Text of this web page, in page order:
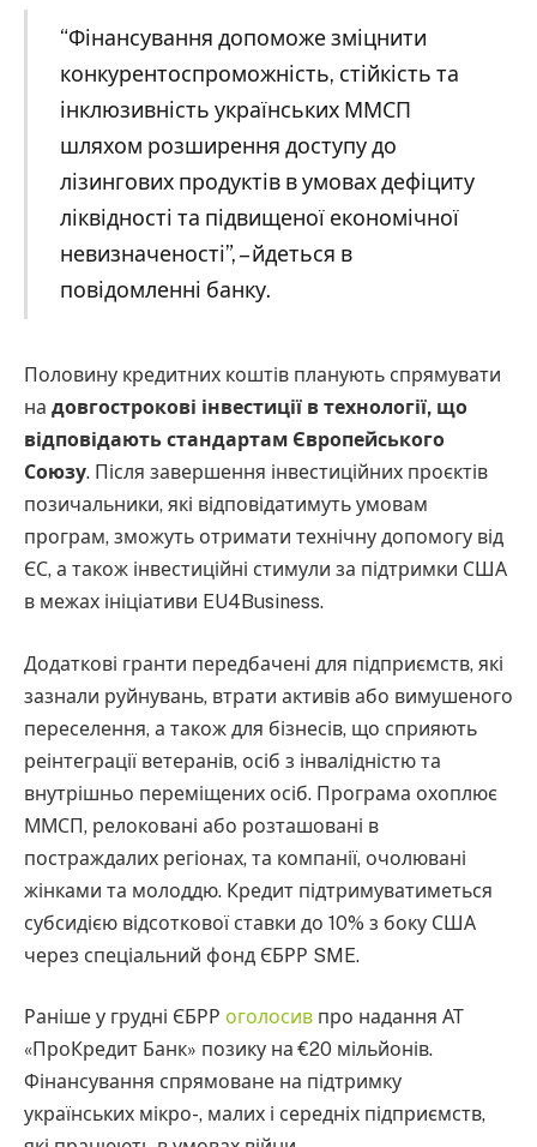
“Фінансування допоможе зміцнити
конкурентоспроможність, стійкість та
інклюзивність українських ММСП
шляхом розширення доступу до
лізингових продуктів в умовах дефіциту
ліквідності та підвищеної економічної
невизначеності”, – йдеться в
повідомленні банку.
Половину кредитних коштів планують спрямувати
на довгострокові інвестиції в технології, що
відповідають стандартам Європейського
Союзу. Після завершення інвестиційних проєктів
позичальники, які відповідатимуть умовам
програм, зможуть отримати технічну допомогу від
ЄС, а також інвестиційні стимули за підтримки США
в межах ініціативи EU4Business.
Додаткові гранти передбачені для підприємств, які
зазнали руйнувань, втрати активів або вимушеного
переселення, а також для бізнесів, що сприяють
реінтеграції ветеранів, осіб з інвалідністю та
внутрішньо переміщених осіб. Програма охоплює
ММСП, релоковані або розташовані в
постраждалих регіонах, та компанії, очолювані
жінками та молоддю. Кредит підтримуватиметься
субсидією відсоткової ставки до 10% з боку США
через спеціальний фонд ЄБРР SME.
Раніше у грудні ЄБРР оголосив про надання АТ
«ПроКредит Банк» позику на €20 мільйонів.
Фінансування спрямоване на підтримку
українських мікро-, малих і середніх підприємств,